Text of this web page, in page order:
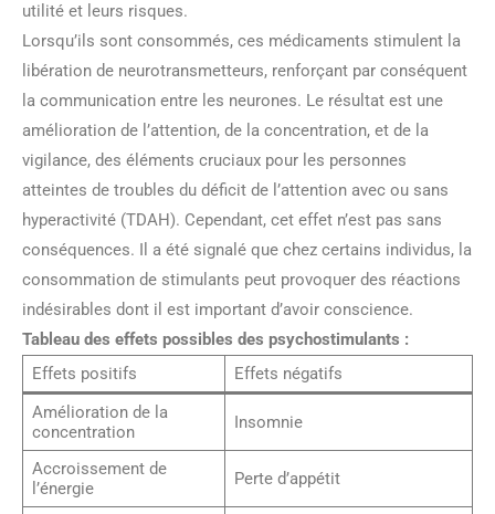
utilité et leurs risques.
Lorsqu’ils sont consommés, ces médicaments stimulent la
libération de neurotransmetteurs, renforçant par conséquent
la communication entre les neurones. Le résultat est une
amélioration de l’attention, de la concentration, et de la
vigilance, des éléments cruciaux pour les personnes
atteintes de troubles du déficit de l’attention avec ou sans
hyperactivité (TDAH). Cependant, cet effet n’est pas sans
conséquences. Il a été signalé que chez certains individus, la
consommation de stimulants peut provoquer des réactions
indésirables dont il est important d’avoir conscience.
Tableau des effets possibles des psychostimulants :
Effets positifs
Effets négatifs
Amélioration de la
concentration
Insomnie
Accroissement de
l’énergie
Perte d’appétit